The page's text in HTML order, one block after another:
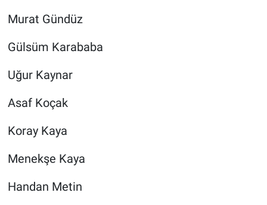
Murat Gündüz
Gülsüm Karababa
Uğur Kaynar
Asaf Koçak
Koray Kaya
Menekşe Kaya
Handan Metin